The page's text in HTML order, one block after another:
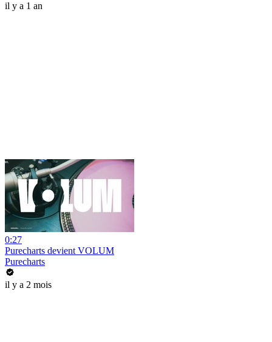
il y a 1 an
0:27
Purecharts devient VOLUM
Purecharts
il y a 2 mois